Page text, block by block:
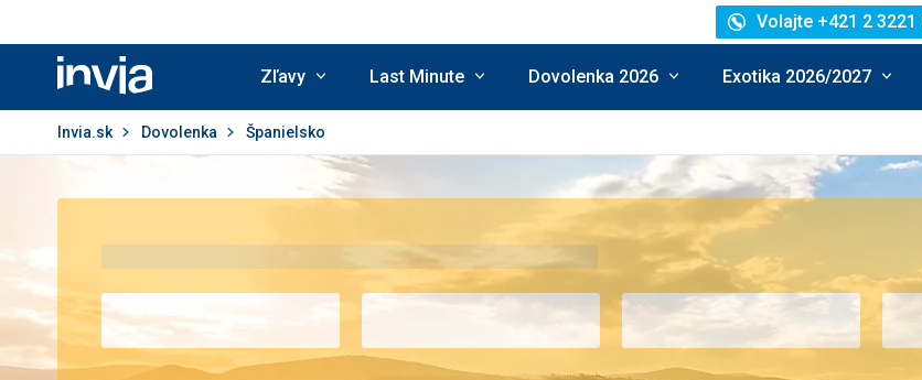
Invia.sk
Volajte +421 2 3221
Zľavy Last Minute Dovolenka 2026 Exotika 2026/2027
Invia.sk Dovolenka Španielsko